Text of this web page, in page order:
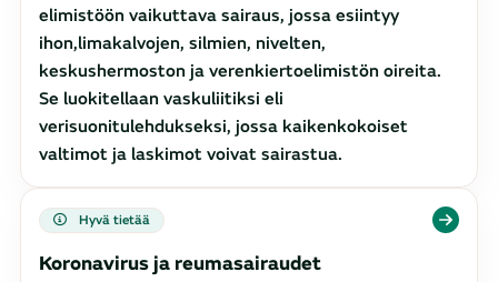
elimistöön vaikuttava sairaus, jossa esiintyy
ihon,limakalvojen, silmien, nivelten,
keskushermoston ja verenkiertoelimistön oireita.
Se luokitellaan vaskuliitiksi eli
verisuonitulehdukseksi, jossa kaikenkokoiset
valtimot ja laskimot voivat sairastua.
Hyvä tietää
Koronavirus ja reumasairaudet